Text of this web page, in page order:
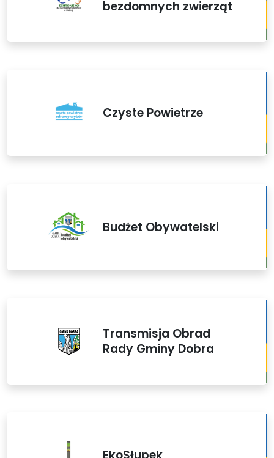
bezdomnych zwierząt
Czyste Powietrze
Budżet Obywatelski
Transmisja Obrad
Rady Gminy Dobra